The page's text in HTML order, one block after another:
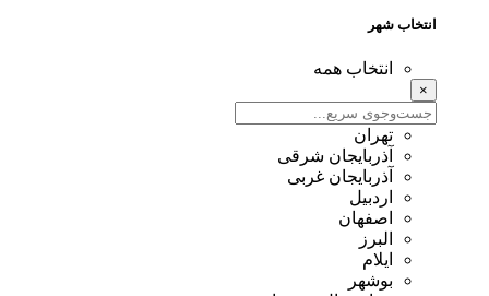
انتخاب شهر
انتخاب همه
×
تهران
آذربایجان شرقی
آذربایجان غربی
اردبیل
اصفهان
البرز
ایلام
بوشهر